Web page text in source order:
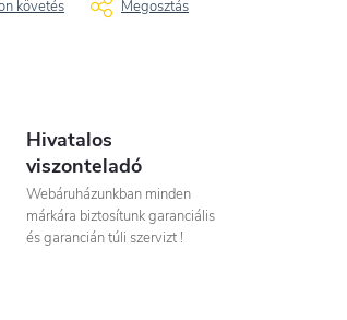
követés Megosztás
Hivatalos
viszonteladó
Webáruházunkban minden
márkára biztosítunk garanciális
és garancián túli szervizt !